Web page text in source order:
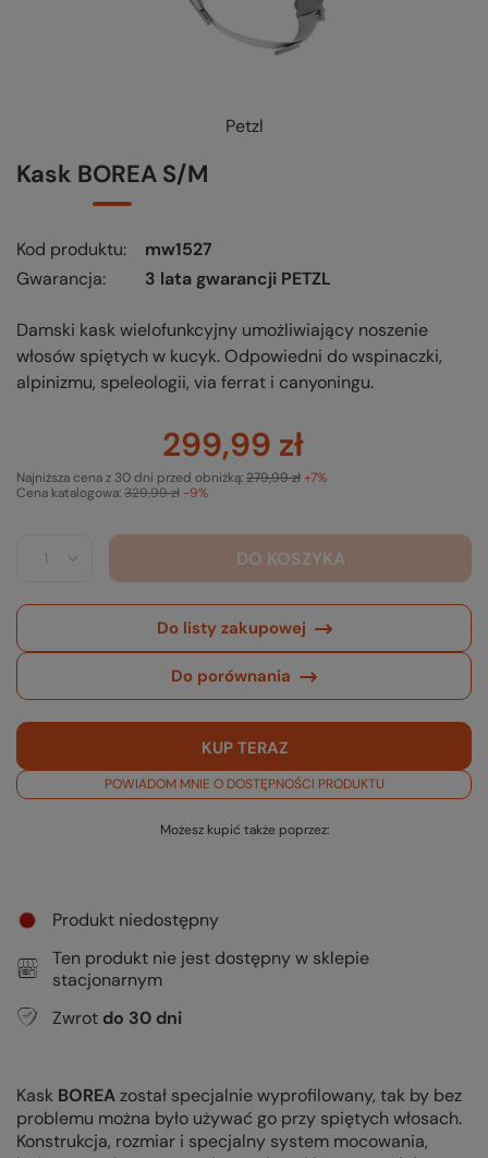
Petzl
Kask BOREA S/M
Kod produktu
mw1527
Gwarancja
3 lata gwarancji PETZL
Damski kask wielofunkcyjny umożliwiający noszenie
włosów spiętych w kucyk. Odpowiedni do wspinaczki,
alpinizmu, speleologii, via ferrat i canyoningu.
299,99 zł
Cena katalogowa:329,99 zł -9%
Najniższa cena z 30 dni przed obniżką:279,99 zł +7%
DO KOSZYKA
Do listy zakupowej
Do porównania
KUP TERAZ
POWIADOM MNIE O DOSTĘPNOŚCI PRODUKTU
Możesz kupić także poprzez:
Produkt niedostępny
Ten produkt nie jest dostępny w sklepie
stacjonarnym
Zwrot do 30 dni
Kask BOREAzostał specjalnie wyprofilowany, tak by bez
problemu można było używać go przy spiętych włosach.
Konstrukcja, rozmiar i specjalny system mocowania,